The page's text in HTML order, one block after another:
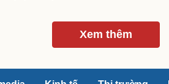
Xem thêm